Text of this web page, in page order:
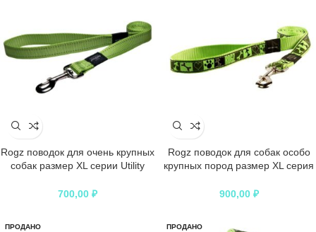
Rogz поводок для очень крупных
собак размер XL серии Utility
700,00 ₽
Rogz поводок для собак особо
крупных пород размер XL серия
черный, лайм
900,00 ₽
ПРОДАНО ПРОДАНО